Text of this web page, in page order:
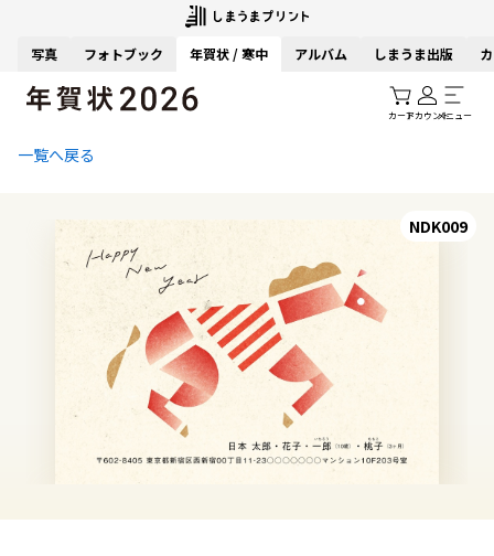
写真 フォトブック 年賀状 / 寒中 アルバム しまうま出版
カートアカウントメニュー
一覧へ戻る
NDK009